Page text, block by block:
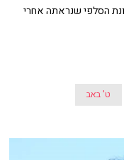
הסלפי שנראתה אחרי
ט' באב